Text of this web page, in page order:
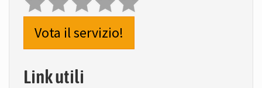
Vota il servizio!
Link utili